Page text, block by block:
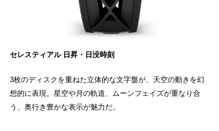
セレスティアル 日昇・日没時刻
3枚のディスクを重ねた立体的な文字盤が、天空の動きを幻
想的に表現。星空や月の軌道、ムーンフェイズが重なり合
う、奥行き豊かな表示が魅力だ。